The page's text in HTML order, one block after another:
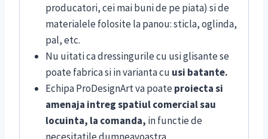
producatori, cei mai buni de pe piata) si de
materialele folosite la panou: sticla, oglinda,
pal, etc.
Nu uitatica dressingurile cu usi glisante se
poate fabrica si in varianta cu usi batante.
Echipa ProDesignArt va poateproiecta si
amenaja intreg spatiul comercial sau
locuinta, la comanda, in functie de